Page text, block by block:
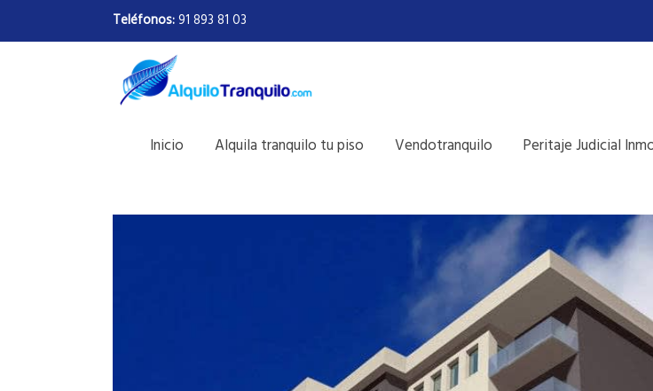
Teléfonos:91 893 81 03
Inicio Alquila tranquilo tu piso Vendotranquilo Peritaje Judicial